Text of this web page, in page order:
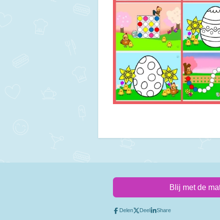
Blij met de
Delen Deel Share